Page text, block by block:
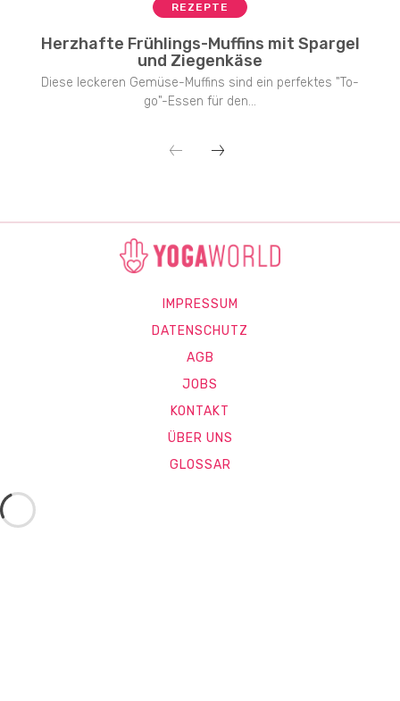
REZEPTE
Herzhafte Frühlings-Muffins mit Spargel
und Ziegenkäse
Diese leckeren Gemüse-Muffins sind ein perfektes "To-
go"-Essen für den...
IMPRESSUM
DATENSCHUTZ
AGB
JOBS
KONTAKT
ÜBER UNS
GLOSSAR